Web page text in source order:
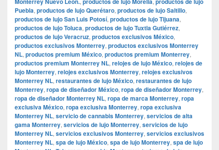
Puebla, productos de lujo Querétaro, productos de lujo Saltillo,
productos de lujo San Luis Potosí, productos de lujo Tijuana,
productos de lujo Toluca, productos de lujo Tuxtla Gutiérrez,
productos de lujo Veracruz, productos exclusivos México,
productos exclusivos Monterrey, productos exclusivos Monterrey
NL, productos premium México, productos premium Monterrey,
productos premium Monterrey NL, relojes de lujo México, relojes de
lujo Monterrey, relojes exclusivos Monterrey, relojes exclusivos
Monterrey NL, restaurantes de lujo México, restaurantes de lujo
Monterrey, ropa de diseñador México, ropa de diseñador Monterrey,
ropa de diseñador Monterrey NL, ropa de marca Monterrey, ropa
exclusiva México, ropa exclusiva Monterrey, ropa exclusiva
Monterrey NL, servicio de cannabis Monterrey, servicios de alta
gama Monterrey, servicios de lujo Monterrey, servicios de lujo
Monterrey NL, servicios exclusivos Monterrey, servicios exclusivos
Monterrey NL, spa de lujo México, spa de lujo Monterrey, spa de lujo